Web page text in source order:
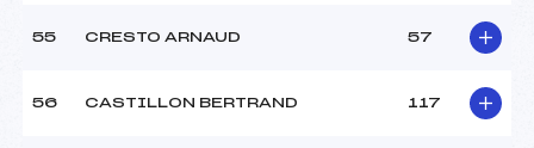
55 CRESTO ARNAUD 57
56 CASTILLON BERTRAND 117